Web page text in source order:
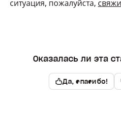
ситуация, пожалуйста,
Оказалась ли эта
Да, спасибо!